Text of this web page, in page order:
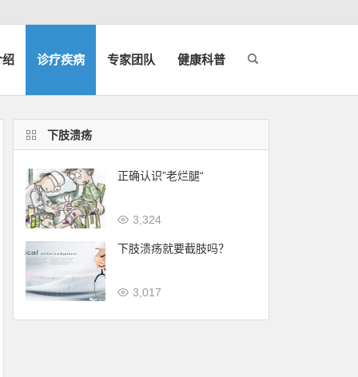
绍 诊疗疾病 专家团队 健康科普
下肢溃疡
正确认识”老烂腿“
3,324
下肢溃疡就要截肢吗？
3,017